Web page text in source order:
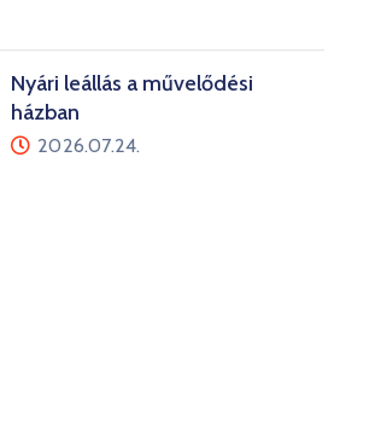
Nyári leállás a művelődési
házban
2026.07.24.